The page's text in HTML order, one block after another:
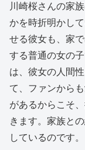
川崎桜さんの家
かを時折明かし
せる彼女も、家
する普通の女の
は、彼女の人間
て、ファンから
があるからこそ
きます。家族と
しているのです。